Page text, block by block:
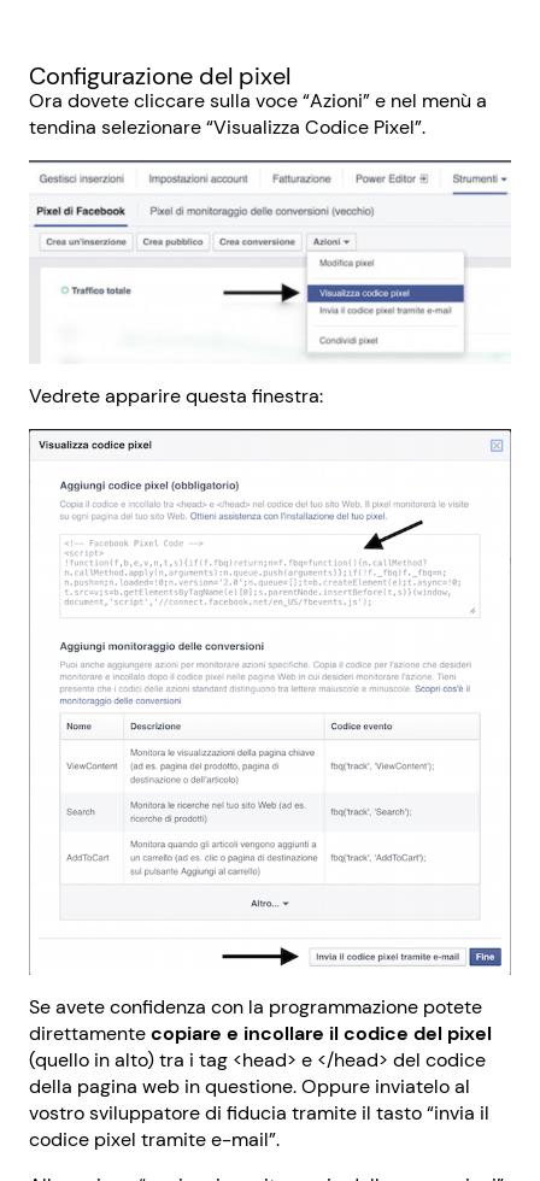
Configurazione del pixel
Ora dovete cliccare sulla voce “Azioni” e nel menù a
tendina selezionare “Visualizza Codice Pixel”.
Vedrete apparire questa finestra:
Se avete confidenza con la programmazione potete
direttamentecopiare e incollare il codice del pixel
(quello in alto) tra i tag <head> e </head> del codice
della pagina web in questione. Oppure inviatelo al
vostro sviluppatore di fiducia tramite il tasto “invia il
codice pixel tramite e-mail”.